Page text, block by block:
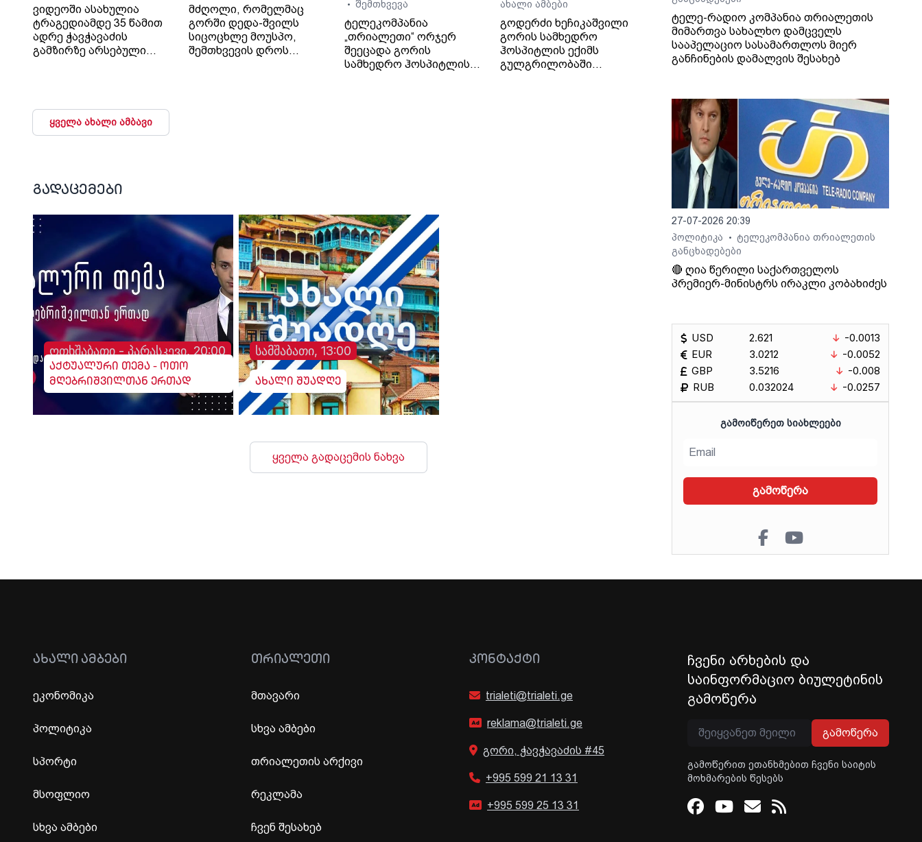
ვიდეოში ასახულია
ტრაგედიამდე 35 წამით
ადრე ჭავჭავაძის
გამზირზე არსებული
მძღოლი, რომელმაც
გორში დედა-შვილს
სიცოცხლე მოუსპო,
შემთხვევის დროს
• შემთხვევა
ტელეკომპანია
„თრიალეთი“ ორჯერ
შეეცადა გორის
სამხედრო ჰოსპიტლის
პირველად 13 ივლისს
დაუკავშირდნენ, ხოლო
მეორედ - 14 ივლისს, მას
შემდეგ, რაც ოჯახმა
ახალი განცხადება
გააკეთა და დააზუსტა,
რომ მკურნალი ექიმის
ვინაობა
თავდაპირველად
ჰოსპიტლის
თანამშრომლის მიერ
მიწოდებული მცდარი
ინფორმაციის გამო
შეეშალათ. მიუხედავად
„თრიალეთის“
გადაემოწმებინა
ინფორმაცია შესაძლო
გულგრილობისა და
ახალი ამბები
გოდერძი ხეჩიკაშვილი
გორის სამხედრო
ჰოსპიტლის ექიმს
გულგრილობაში
ყველა ახალი ამბავი
გადაცემები
ოთხშაბათი - პარასკევი, 20:00
აქტუალური თემა - ოთო
მღებრიშვილთან ერთად
სამშაბათი, 13:00
ახალი შუადღე
ყველა გადაცემის ნახვა
ტელე-რადიო კომპანია თრიალეთის
მიმართვა სახალხო დამცველს
სააპელაციო სასამართლოს მიერ
განჩინების დამალვის შესახებ
27-07-2026 20:39
პოლიტიკა
•
ტელეკომპანია თრიალეთის
განცხადებები
🔴 ღია წერილი საქართველოს
პრემიერ-მინისტრს ირაკლი კობახიძეს
USD
EUR
GBP
RUB
2.621
3.0212
3.5216
0.032024
-0.0013
-0.0052
-0.008
-0.0257
ᲒᲐᲛᲝᲘᲬᲔᲠᲔᲗ ᲡᲘᲐᲮᲚᲔᲔᲑᲘ
გამოწერა
ᲐᲮᲐᲚᲘ ᲐᲛᲑᲔᲑᲘ
ეკონომიკა
პოლიტიკა
სპორტი
მსოფლიო
სხვა ამბები
ᲗᲠᲘᲐᲚᲔᲗᲘ
მთავარი
სხვა ამბები
თრიალეთის არქივი
რეკლამა
ჩვენ შესახებ
ᲙᲝᲜᲢᲐᲥᲢᲘ
trialeti@trialeti.ge
reklama@trialeti.ge
გორი, ჭავჭავაძის #45
+995 599 21 13 31
+995 599 25 13 31
ჩვენი არხების და
საინფორმაციო ბიულეტინის
გამოწერა
გამოწერა
გამოწერით ეთანხმებით ჩვენი საიტის
მოხმარების წესებს
Facebook
Youtube
Email
RSS